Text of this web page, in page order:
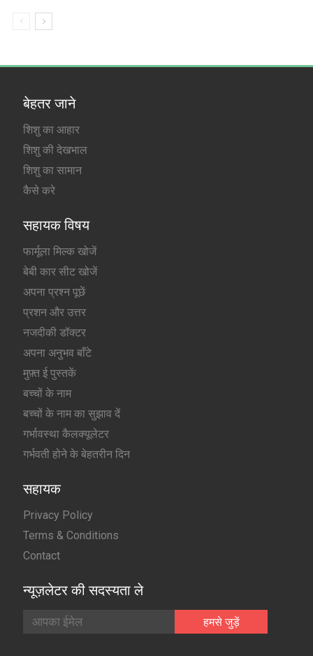
बेहतर जाने
शिशु का आहार
शिशु की देखभाल
शिशु का सामान
कैसे करे
सहायक विषय
फार्मूला मिल्क खोजें
बेबी कार सीट खोजें
अपना प्रश्न पूछें
प्रशन और उत्तर
नजदीकी डॉक्टर
अपना अनुभव बाँटे
मुफ़्त ई पुस्तकें
बच्चों के नाम
बच्चों के नाम का सुझाव दें
गर्भावस्था कैलक्यूलेटर
गर्भवती होने के बेहतरीन दिन
सहायक
Privacy Policy
Terms & Conditions
Contact
न्यूज़लेटर की सदस्यता ले